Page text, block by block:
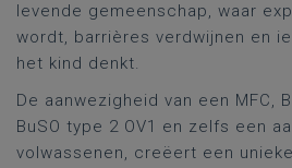
levende gemeenschap, waar
wordt, barrières verdwijnen en
het kind denkt.
De aanwezigheid van een MFC,
BuSO type 2 OV1 en zelfs een
volwassenen, creëert een